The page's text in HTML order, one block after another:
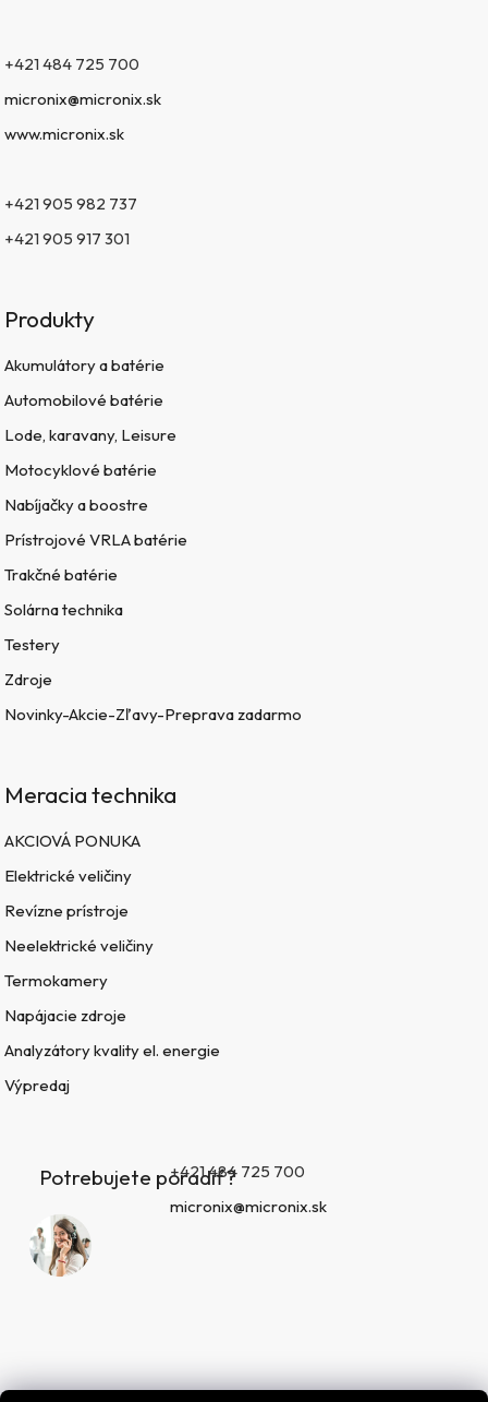
+421 484 725 700
micronix@micronix.sk
www.micronix.sk
+421 905 982 737
+421 905 917 301
Produkty
Akumulátory a batérie
Automobilové batérie
Lode, karavany, Leisure
Motocyklové batérie
Nabíjačky a boostre
Prístrojové VRLA batérie
Trakčné batérie
Solárna technika
Testery
Zdroje
Novinky-Akcie-Zľavy-Preprava zadarmo
Meracia technika
AKCIOVÁ PONUKA
Elektrické veličiny
Revízne prístroje
Neelektrické veličiny
Termokamery
Napájacie zdroje
Analyzátory kvality el. energie
Výpredaj
Potrebujete poradiť?+421 484 725 700
micronix@micronix.sk